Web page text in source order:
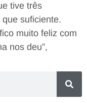
tive três
suficiente.
muito feliz com
nos deu”,